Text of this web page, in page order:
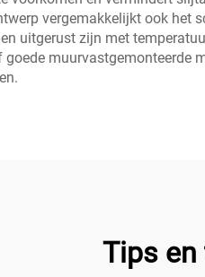
vergemakkelijkt ook het
uitgerust zijn met
muurvastgemonteerde
Tips